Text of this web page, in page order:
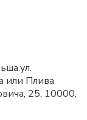
или Плива
25, 10000,